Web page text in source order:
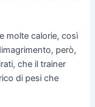
molte calorie, così
però,
che il trainer
di pesi che